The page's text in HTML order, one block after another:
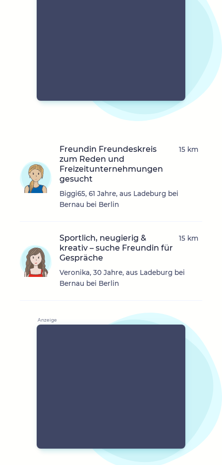
Freundin Freundeskreis
zum Reden und
Freizeitunternehmungen
gesucht
Biggi65, 61 Jahre, aus Ladeburg bei
Bernau bei Berlin
15 km
Sportlich, neugierig &
kreativ – suche Freundin für
Gespräche
Veronika, 30 Jahre, aus Ladeburg bei
Bernau bei Berlin
15 km